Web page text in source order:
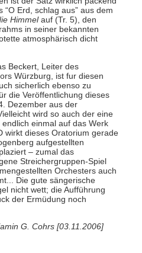
Erd, schlag aus” aus dem
Himmelauf (Tr. 5), den
in seiner bekannten
atmosphärisch dicht
Beckert, Leiter des
Würzburg, ist fur diesen
sicherlich ebenso zu
die Veröffentlichung dieses
Dezember aus der
wird so auch der eine
einmal auf das Werk
wirkt dieses Oratorium gerade
aufgestellten
– zumal das
Streichergruppen-Spiel
Orchesters auch
Die gute sängerische
nicht wett; die Aufführung
der Ermüdung noch
G. Cohrs [03.11.2006]